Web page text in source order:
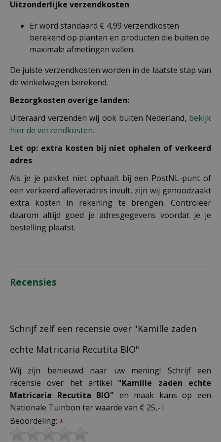
Uitzonderlijke verzendkosten
Er word standaard € 4,99 verzendkosten
berekend op planten en producten die buiten de
maximale afmetingen vallen.
De juiste verzendkosten worden in de laatste stap van
de winkelwagen berekend.
Bezorgkosten overige landen:
Uiteraard verzenden wij ook buiten Nederland, bekijk
hier de verzendkosten.
Let op: extra kosten bij niet ophalen of verkeerd
adres
Als je je pakket niet ophaalt bij een PostNL-punt of
een verkeerd afleveradres invult, zijn wij genoodzaakt
extra kosten in rekening te brengen. Controleer
daarom altijd goed je adresgegevens voordat je je
bestelling plaatst.
Recensies
Schrijf zelf een recensie over "Kamille zaden
echte Matricaria Recutita BIO"
Wij zijn benieuwd naar uw mening! Schrijf een
recensie over het artikel "Kamille zaden echte
Matricaria Recutita BIO" en maak kans op een
Nationale Tuinbon ter waarde van € 25,- !
Beoordeling: *